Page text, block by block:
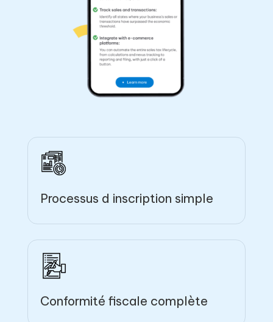
Processus d inscription simple
Conformité fiscale complète